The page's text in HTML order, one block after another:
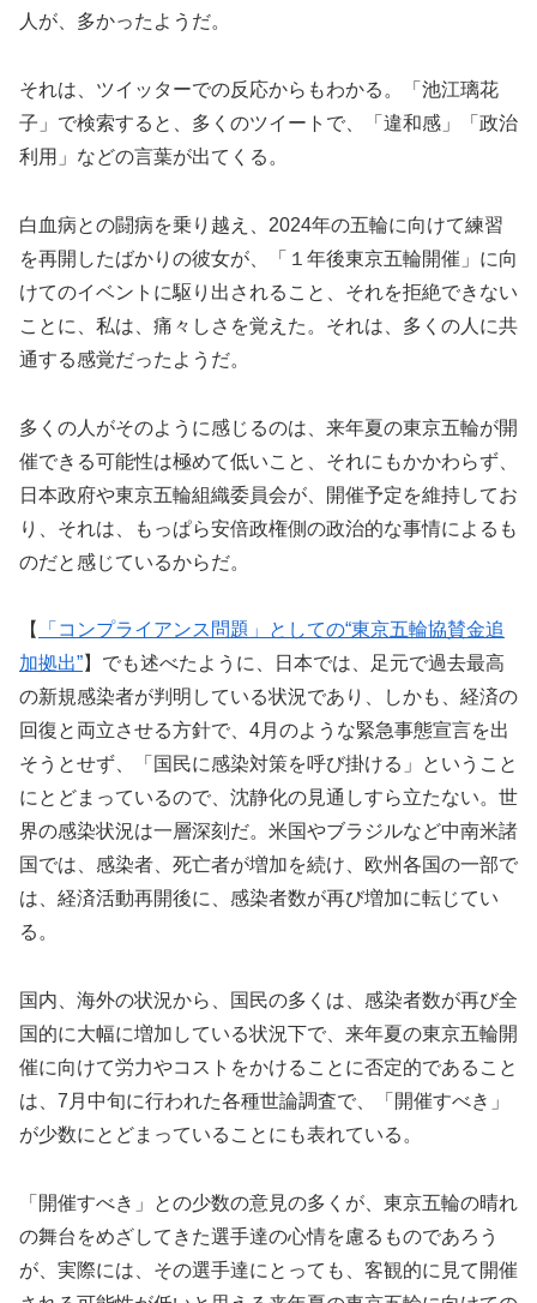
人が、多かったようだ。
それは、ツイッターでの反応からもわかる。「池江璃花
子」で検索すると、多くのツイートで、「違和感」「政治
利用」などの言葉が出てくる。
白血病との闘病を乗り越え、2024年の五輪に向けて練習
を再開したばかりの彼女が、「１年後東京五輪開催」に向
けてのイベントに駆り出されること、それを拒絶できない
ことに、私は、痛々しさを覚えた。それは、多くの人に共
通する感覚だったようだ。
多くの人がそのように感じるのは、来年夏の東京五輪が開
催できる可能性は極めて低いこと、それにもかかわらず、
日本政府や東京五輪組織委員会が、開催予定を維持してお
り、それは、もっぱら安倍政権側の政治的な事情によるも
のだと感じているからだ。
【
「コンプライアンス問題」としての“東京五輪協賛金追
加拠出”】でも述べたように、日本では、足元で過去最高
の新規感染者が判明している状況であり、しかも、経済の
回復と両立させる方針で、4月のような緊急事態宣言を出
そうとせず、「国民に感染対策を呼び掛ける」ということ
にとどまっているので、沈静化の見通しすら立たない。世
界の感染状況は一層深刻だ。米国やブラジルなど中南米諸
国では、感染者、死亡者が増加を続け、欧州各国の一部で
は、経済活動再開後に、感染者数が再び増加に転じてい
る。
国内、海外の状況から、国民の多くは、感染者数が再び全
国的に大幅に増加している状況下で、来年夏の東京五輪開
催に向けて労力やコストをかけることに否定的であること
は、7月中旬に行われた各種世論調査で、「開催すべき」
が少数にとどまっていることにも表れている。
「開催すべき」との少数の意見の多くが、東京五輪の晴れ
の舞台をめざしてきた選手達の心情を慮るものであろう
が、実際には、その選手達にとっても、客観的に見て開催